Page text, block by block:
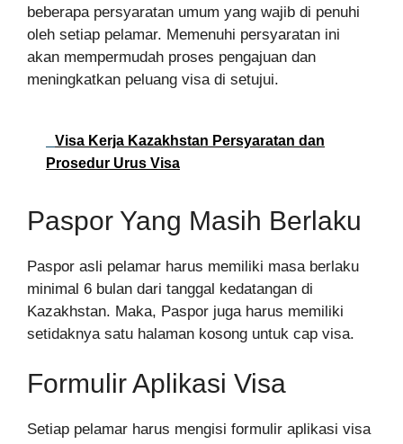
beberapa persyaratan umum yang wajib di penuhi
oleh setiap pelamar. Memenuhi persyaratan ini
akan mempermudah proses pengajuan dan
meningkatkan peluang visa di setujui.
Visa Kerja Kazakhstan Persyaratan dan
Prosedur Urus Visa
Paspor Yang Masih Berlaku
Paspor asli pelamar harus memiliki masa berlaku
minimal 6 bulan dari tanggal kedatangan di
Kazakhstan. Maka, Paspor juga harus memiliki
setidaknya satu halaman kosong untuk cap visa.
Formulir Aplikasi Visa
Setiap pelamar harus mengisi formulir aplikasi visa